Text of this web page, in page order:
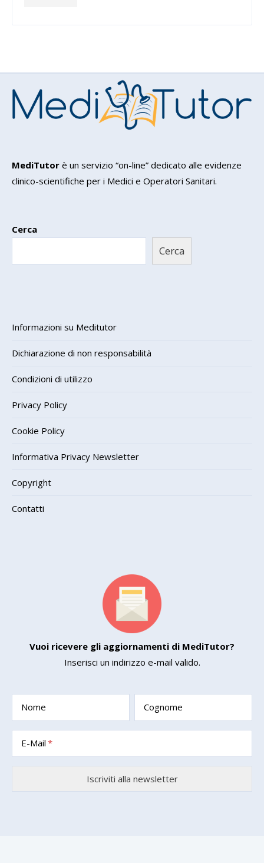
MediTutor è un servizio “on-line” dedicato alle evidenze
clinico-scientifiche per i Medici e Operatori Sanitari.
Cerca
Cerca
Informazioni su Meditutor
Dichiarazione di non responsabilità
Condizioni di utilizzo
Privacy Policy
Cookie Policy
Informativa Privacy Newsletter
Copyright
Contatti
Vuoi ricevere gli aggiornamenti di MediTutor?
Inserisci un indirizzo e-mail valido.
Nome Cognome
E-Mail